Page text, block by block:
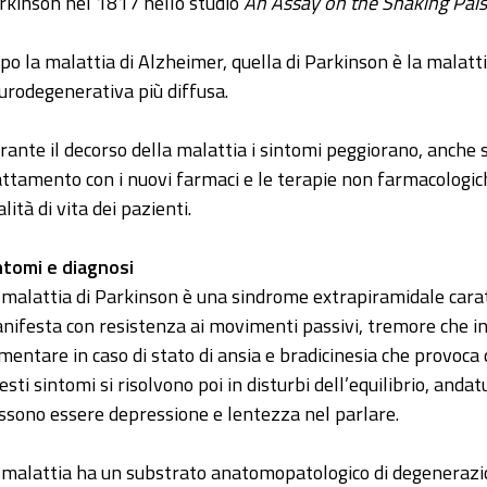
la malattia di Alzheimer, quella di Parkinson è la
più diffusa.
il decorso della malattia i sintomi peggiorano, anche
con i nuovi farmaci e le terapie non
di vita dei pazienti.
e diagnosi
di Parkinson è una sindrome extrapiramidale
con resistenza ai movimenti passivi, tremore che
in caso di stato di ansia e bradicinesia che
sintomi si risolvono poi in disturbi dell’equilibrio,
essere depressione e lentezza nel parlare.
ha un substrato anatomopatologico di